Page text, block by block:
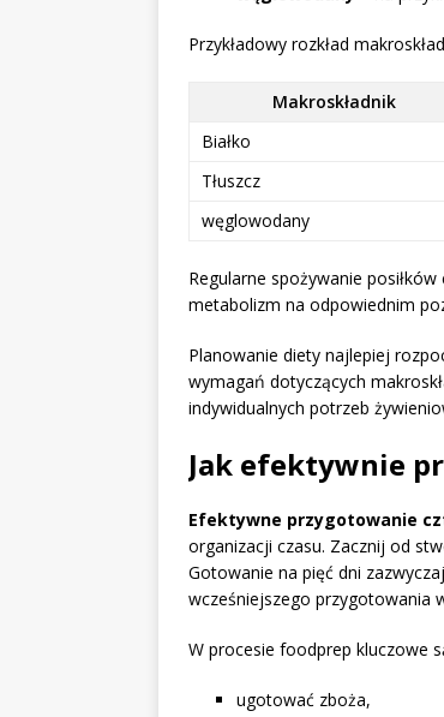
Przykładowy rozkład
Makroskładnik
Białko
Tłuszcz
węglowodany
Regularne spożywanie posiłków
metabolizm na odpowiednim
Planowanie diety najlepiej
wymagań dotyczących
indywidualnych potrzeb
Jak efektywnie
Efektywne przygotowanie
organizacji czasu. Zacznij od
Gotowanie na pięć dni
wcześniejszego przygotowania
W procesie foodprep kluczowe
ugotować zboża,